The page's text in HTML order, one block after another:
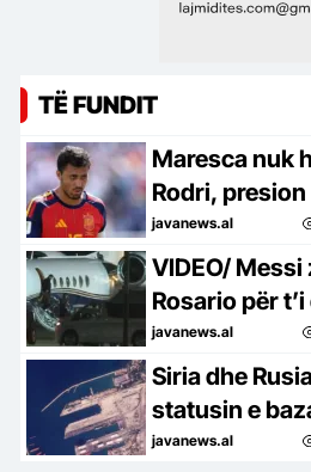
TË FUNDIT
Maresca nuk
Rodri,
premten do
javanews.al
VIDEO/
Rosario për
lamtumirën e
Momenti kur
avioni bashkë
javanews.al
Siria dhe
statusin e
Hmeimim,
javanews.al